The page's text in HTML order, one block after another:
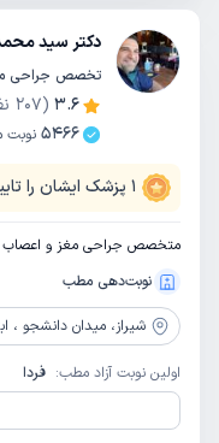
دکتر سید
تخصص جراحی
3.6
(
207
5466 نوبت
1 پزشک ایشان را
متخصص جراحی مغز و اعصاب
نوبت‌دهی مطب
شیراز، میدان دانشجو ،
اولین نوبت آزاد مطب: فردا